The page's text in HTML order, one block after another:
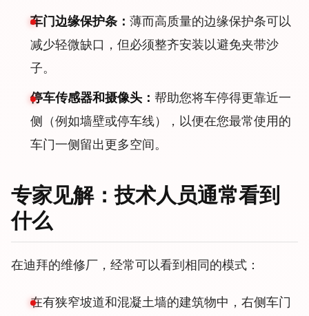
车门边缘保护条： 薄而高质量的边缘保护条可以
减少轻微缺口，但必须整齐安装以避免夹带沙
子。
停车传感器和摄像头： 帮助您将车停得更靠近一
侧（例如墙壁或停车线），以便在您最常使用的
车门一侧留出更多空间。
专家见解：技术人员通常看到
什么
在迪拜的维修厂，经常可以看到相同的模式：
在有狭窄坡道和混凝土墙的建筑物中，右侧车门